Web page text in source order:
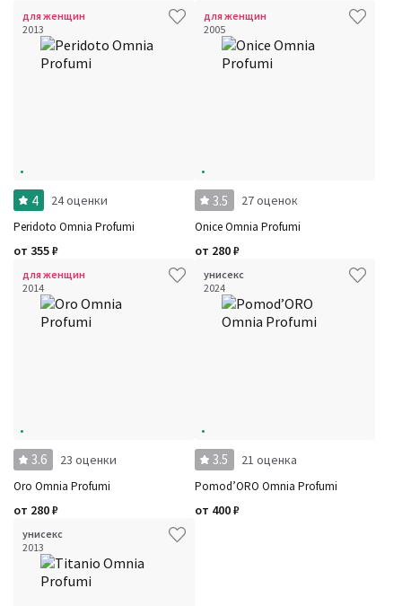
для женщин
2013
4 24 оценки
Peridoto Omnia Profumi
от 355₽
для женщин
2005
3.5 27 оценок
Onice Omnia Profumi
от 280₽
для женщин
2014
3.6 23 оценки
Oro Omnia Profumi
от 280₽
унисекс
2024
3.5 21 оценка
Pomod’ORO Omnia Profumi
от 400₽
унисекс
2013